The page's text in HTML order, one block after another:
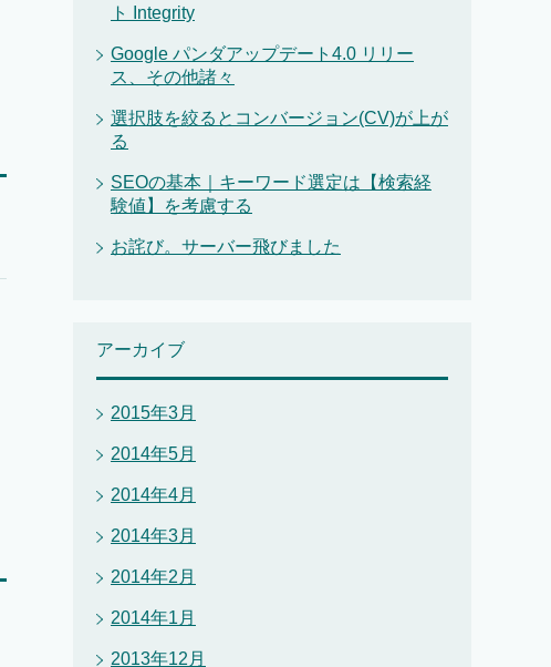
ト Integrity
Google パンダアップデート4.0 リリー
ス、その他諸々
選択肢を絞るとコンバージョン(CV)が上が
る
SEOの基本｜キーワード選定は【検索経
験値】を考慮する
お詫び。サーバー飛びました
アーカイブ
2015年3月
2014年5月
2014年4月
2014年3月
2014年2月
2014年1月
2013年12月